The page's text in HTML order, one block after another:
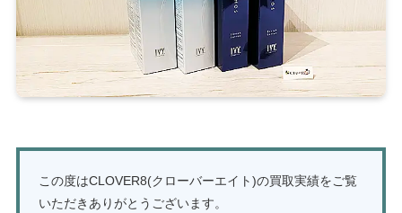
この度はCLOVER8(クローバーエイト)の買取実績をご覧
いただきありがとうございます。